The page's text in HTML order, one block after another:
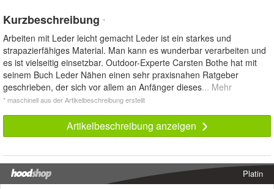
Kurzbeschreibung *
Arbeiten mit Leder leicht gemacht Leder ist ein starkes und
strapazierfähiges Material. Man kann es wunderbar verarbeiten und
es ist vielseitig einsetzbar. Outdoor-Experte Carsten Bothe hat mit
seinem Buch Leder Nähen einen sehr praxisnahen Ratgeber
geschrieben, der sich vor allem an Anfänger dieses... Mehr
* maschinell aus der Artikelbeschreibung erstellt
Artikelbeschreibung anzeigen
Platin